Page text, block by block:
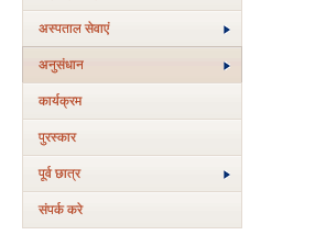
अस्‍पताल सेवाएं
अनुसंधान
कार्यक्रम
पुरस्‍कार
पूर्व छात्र
संपर्क करे